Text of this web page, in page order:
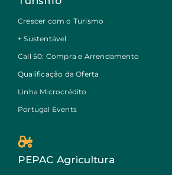
Crescer com o Turismo
+ Sustentável
Call 50: Compra e Arrendamento
Qualificação da Oferta
Linha Microcrédito
Portugal Events
PEPAC Agricultura